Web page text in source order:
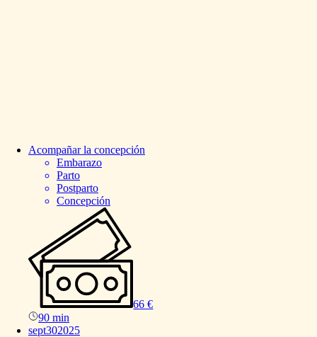
Acompañar la concepción
Embarazo
Parto
Postparto
Concepción
66 €
90 min
sept302025